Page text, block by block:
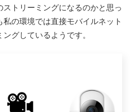
トリーミングになるのかと思っ
の環境では直接モバイルネット
グしているようです。